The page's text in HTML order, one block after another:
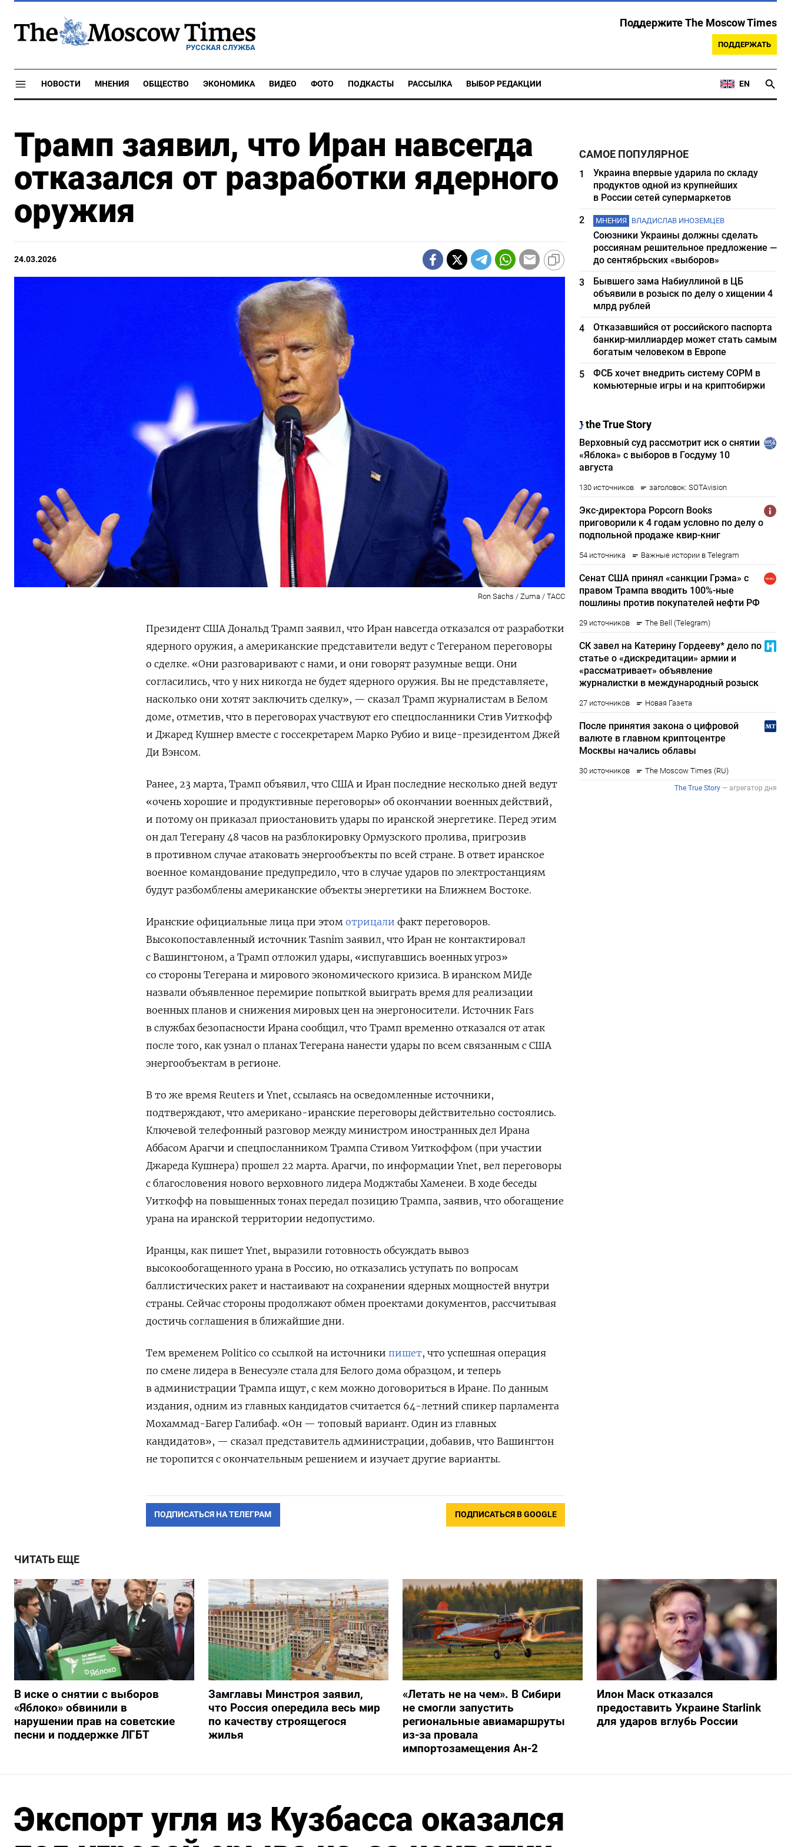
РУССКАЯ СЛУЖБА
Поддержите The Moscow Times
ПОДДЕРЖАТЬ
НОВОСТИ МНЕНИЯ ОБЩЕСТВО ЭКОНОМИКА ВИДЕО ФОТО ПОДКАСТЫ РАССЫЛКА ВЫБОР РЕДАКЦИИ EN
Трамп заявил, что Иран навсегда
отказался от разработки ядерного
оружия
24.03.2026
Ron Sachs / Zuma / ТАСС
Президент США Дональд Трамп заявил, что Иран навсегда отказался от разработки
ядерного оружия, а американские представители ведут с Тегераном переговоры
о сделке. «Они разговаривают с нами, и они говорят разумные вещи. Они
согласились, что у них никогда не будет ядерного оружия. Вы не представляете,
насколько они хотят заключить сделку», — сказал Трамп журналистам в Белом
доме, отметив, что в переговорах участвуют его спецпосланники Стив Уиткофф
и Джаред Кушнер вместе с госсекретарем Марко Рубио и вице-президентом Джей
Ди Вэнсом.
Ранее, 23 марта, Трамп объявил, что США и Иран последние несколько дней ведут
«очень хорошие и продуктивные переговоры» об окончании военных действий,
и потому он приказал приостановить удары по иранской энергетике. Перед этим
он дал Тегерану 48 часов на разблокировку Ормузского пролива, пригрозив
в противном случае атаковать энергообъекты по всей стране. В ответ иранское
военное командование предупредило, что в случае ударов по электростанциям
будут разбомблены американские объекты энергетики на Ближнем Востоке.
Иранские официальные лица при этом отрицали факт переговоров.
Высокопоставленный источник Tasnim заявил, что Иран не контактировал
с Вашингтоном, а Трамп отложил удары, «испугавшись военных угроз»
со стороны Тегерана и мирового экономического кризиса. В иранском МИДе
назвали объявленное перемирие попыткой выиграть время для реализации
военных планов и снижения мировых цен на энергоносители. Источник Fars
в службах безопасности Ирана сообщил, что Трамп временно отказался от атак
после того, как узнал о планах Тегерана нанести удары по всем связанным с США
энергообъектам в регионе.
В то же время Reuters и Ynet, ссылаясь на осведомленные источники,
подтверждают, что американо-иранские переговоры действительно состоялись.
Ключевой телефонный разговор между министром иностранных дел Ирана
Аббасом Арагчи и спецпосланником Трампа Стивом Уиткоффом (при участии
Джареда Кушнера) прошел 22 марта. Арагчи, по информации Ynet, вел переговоры
с благословения нового верховного лидера Моджтабы Хаменеи. В ходе беседы
Уиткофф на повышенных тонах передал позицию Трампа, заявив, что обогащение
урана на иранской территории недопустимо.
Иранцы, как пишет Ynet, выразили готовность обсуждать вывоз
высокообогащенного урана в Россию, но отказались уступать по вопросам
баллистических ракет и настаивают на сохранении ядерных мощностей внутри
страны. Сейчас стороны продолжают обмен проектами документов, рассчитывая
достичь соглашения в ближайшие дни.
Тем временем Politico со ссылкой на источники пишет, что успешная операция
по смене лидера в Венесуэле стала для Белого дома образцом, и теперь
в администрации Трампа ищут, с кем можно договориться в Иране. По данным
издания, одним из главных кандидатов считается 64-летний спикер парламента
Мохаммад-Багер Галибаф. «Он — топовый вариант. Один из главных
кандидатов», — сказал представитель администрации, добавив, что Вашингтон
не торопится с окончательным решением и изучает другие варианты.
ПОДПИСАТЬСЯ НА ТЕЛЕГРАМ ПОДПИСАТЬСЯ В GOOGLE
САМОЕ ПОПУЛЯРНОЕ
1
Украина впервые ударила по складу
продуктов одной из крупнейших
в России сетей супермаркетов
2
МНЕНИЯ ВЛАДИСЛАВ ИНОЗЕМЦЕВ
Союзники Украины должны сделать
россиянам решительное предложение —
до сентябрьских «выборов»
3
Бывшего зама Набиуллиной в ЦБ
объявили в розыск по делу о хищении 4
млрд рублей
4
Отказавшийся от российского паспорта
банкир-миллиардер может стать самым
богатым человеком в Европе
5
ФСБ хочет внедрить систему СОРМ в
комьютерные игры и на криптобиржи
ЧИТАТЬ ЕЩЕ
В иске о снятии с выборов
«Яблоко» обвинили в
нарушении прав на советские
песни и поддержке ЛГБТ
Замглавы Минстроя заявил,
что Россия опередила весь мир
по качеству строящегося
жилья
«Летать не на чем». В Сибири
не смогли запустить
региональные авиамаршруты
из-за провала
импортозамещения Ан-2
Илон Маск отказался
предоставить Украине Starlink
для ударов вглубь России
Экспорт угля из Кузбасса оказался